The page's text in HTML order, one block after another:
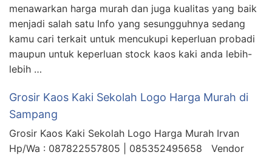
menawarkan harga murah dan juga kualitas yang baik
menjadi salah satu Info yang sesungguhnya sedang
kamu cari terkait untuk mencukupi keperluan probadi
maupun untuk keperluan stock kaos kaki anda lebih-
lebih …
Grosir Kaos Kaki Sekolah Logo Harga Murah di
Sampang
Grosir Kaos Kaki Sekolah Logo Harga Murah Irvan
Hp/Wa : 087822557805 | 085352495658 Vendor